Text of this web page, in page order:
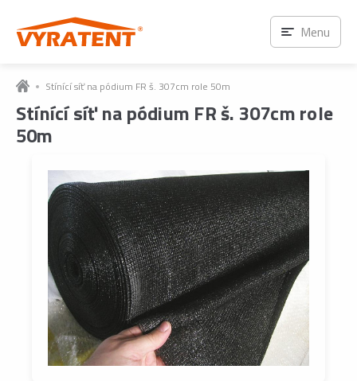
Stínící síť na pódium FR š. 307cm role 50m
Stínící síť na pódium FR š. 307cm role
50m
Menu